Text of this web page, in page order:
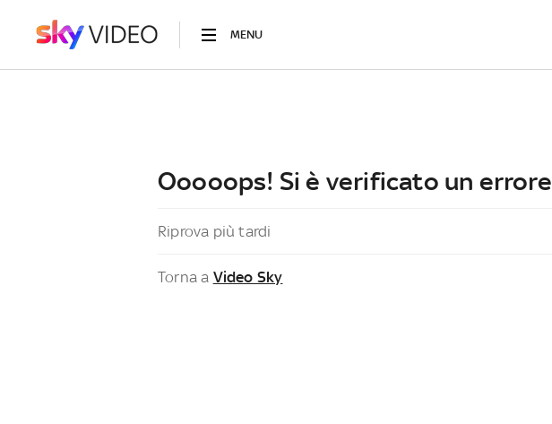
MENU
Ooooops! Si è verificato un errore
Riprova più tardi
Torna a Video Sky